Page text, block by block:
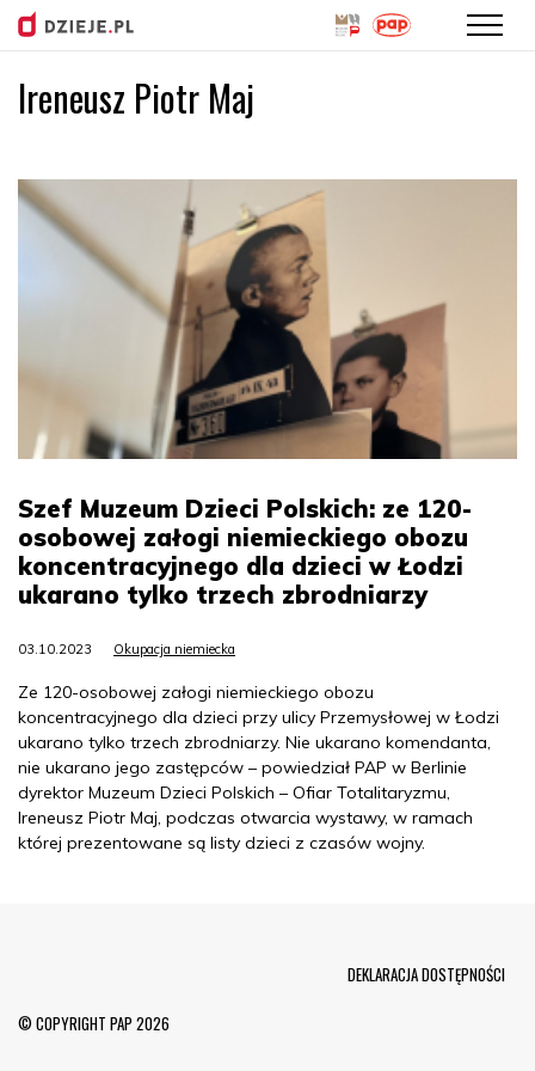
Ireneusz Piotr Maj
Szef Muzeum Dzieci Polskich: ze 120-
osobowej załogi niemieckiego obozu
koncentracyjnego dla dzieci w Łodzi
ukarano tylko trzech zbrodniarzy
03.10.2023 Okupacja niemiecka
Ze 120-osobowej załogi niemieckiego obozu
koncentracyjnego dla dzieci przy ulicy Przemysłowej w Łodzi
ukarano tylko trzech zbrodniarzy. Nie ukarano komendanta,
nie ukarano jego zastępców – powiedział PAP w Berlinie
dyrektor Muzeum Dzieci Polskich – Ofiar Totalitaryzmu,
Ireneusz Piotr Maj, podczas otwarcia wystawy, w ramach
której prezentowane są listy dzieci z czasów wojny.
© COPYRIGHT PAP 2026
DEKLARACJA DOSTĘPNOŚCI